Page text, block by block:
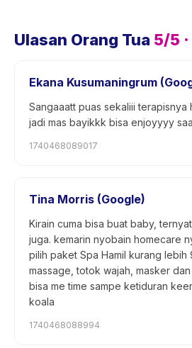
Ulasan Orang Tua 5/5 ·
Ekana Kusumaningrum
Sangaaatt puas sekaliii terapisnya
jadi mas bayikkk bisa enjoyyyy
1740468089017
Tina Morris (Google)
Kirain cuma bisa buat baby,
juga. kemarin nyobain homecare
pilih paket Spa Hamil kurang lebih
massage, totok wajah, masker dan
bisa me time sampe ketiduran
koala
1740468088994